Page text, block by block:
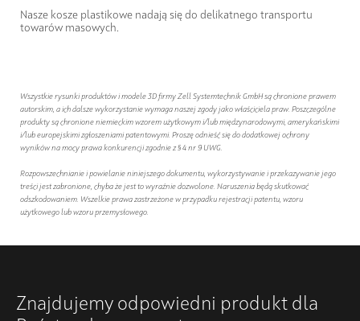
Nasze kosze plastikowe nadają się do delikatnego transportu
towarów masowych.
Wszystkie rysunki produktów i modele 3D firmy Zell Systemtechnik GmbH są chronione prawem
autorskim, a ich dalsze wykorzystanie wymaga naszej zgody jako właściciela praw. Poszczególne
produkty są chronione niemieckim wzorem użytkowym i/lub międzynarodowymi, amerykańskimi
i/lub europejskimi zgłoszeniami patentowymi. Proszę odnieść się do dodatkowej ochrony
wyników na mocy prawa konkurencji zgodnie z § 4 nr 9 UWG.
Rozpowszechnianie i powielanie niniejszego dokumentu, wykorzystywanie i przekazywanie jego
treści jest zabronione, chyba że jest to wyraźnie dozwolone. Naruszenia będą skutkować
odszkodowaniem. Wszelkie prawa zastrzeżone w przypadku rejestracji patentu, wzoru
użytkowego lub wzoru przemysłowego.
Znajdujemy odpowiedni produkt dla